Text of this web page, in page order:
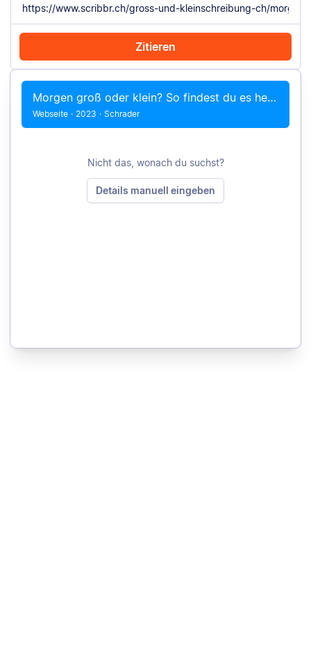
Zitieren
Mit Chrome zitieren Manuell zitieren
Morgen groß oder klein? So findest du es heraus
Webseite · 2023 · Schrader
Nicht das, wonach du suchst?
Details manuell eingeben